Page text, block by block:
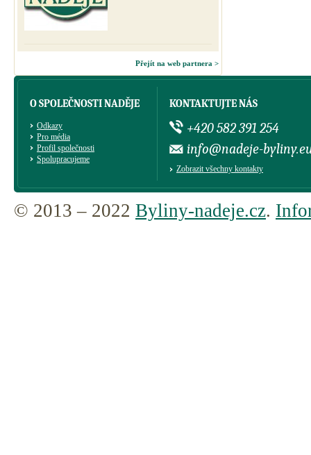
Přejít na web partnera >
O SPOLEČNOSTI NADĚJE
Odkazy
Pro média
Profil společnosti
Spolupracujeme
KONTAKTUJTE NÁS
+420 582 391 254
info@nadeje-
Zobrazit všechny kontakty
© 2013 – 2022 Byliny-nadeje.cz.